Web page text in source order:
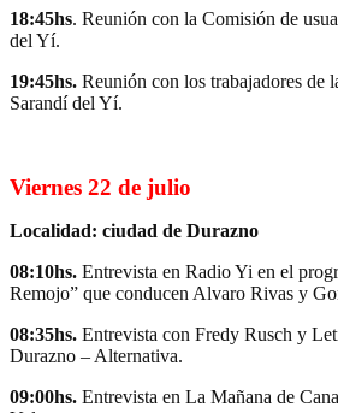
18:45hs. Reunión con la Comisión de
del Yí.
19:45hs. Reunión con los trabajadores de
Sarandí del Yí.
Viernes 22 de julio
Localidad: ciudad de Durazno
08:10hs. Entrevista en Radio Yi en el
Remojo” que conducen Alvaro Rivas y
08:35hs. Entrevista con Fredy Rusch y
Durazno – Alternativa.
09:00hs. Entrevista en La Mañana de